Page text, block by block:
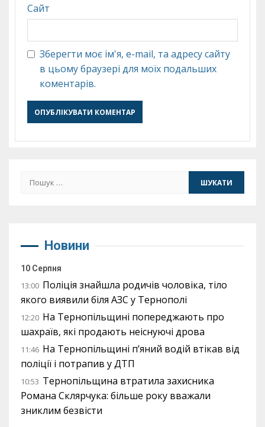
Сайт
Зберегти моє ім'я, e-mail, та адресу сайту
в цьому браузері для моїх подальших
коментарів.
Пошук:
Новини
10 Серпня
13:00 Поліція знайшла родичів чоловіка, тіло
якого виявили біля АЗС у Тернополі
12:20 На Тернопільщині попереджають про
шахраїв, які продають неіснуючі дрова
11:46 На Тернопільщині п’яний водій втікав від
поліції і потрапив у ДТП
10:53 Тернопільщина втратила захисника
Романа Склярчука: більше року вважали
зниклим безвісти